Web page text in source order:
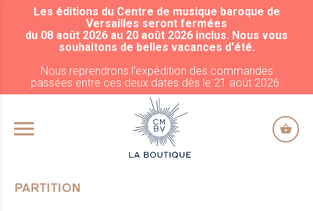
ALLER AU CONTENU PRINCIPAL
Les éditions du Centre de musique baroque de
Versailles seront fermées
du 08 août 2026 au 20 août 2026 inclus. Nous vous
souhaitons de belles vacances d'été.
Nous reprendrons l'expédition des commandes
passées entre ces deux dates dès le 21 août 2026.
PARTITION